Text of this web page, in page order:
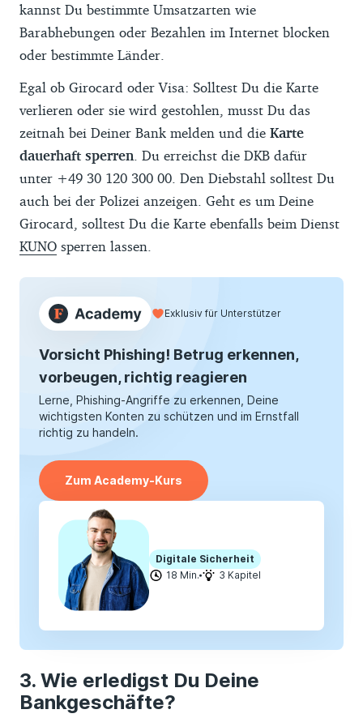
kannst Du bestimmte Umsatzarten wie
Barabhebungen oder Bezahlen im Internet blocken
oder bestimmte Länder.
Egal ob Girocard oder Visa: Solltest Du die Karte
verlieren oder sie wird gestohlen, musst Du das
zeitnah bei Deiner Bank melden und die Karte
dauerhaft sperren. Du erreichst die DKB dafür
unter +49 30 120 300 00. Den Diebstahl solltest Du
auch bei der Polizei anzeigen. Geht es um Deine
Girocard, solltest Du die Karte ebenfalls beim Dienst
KUNO sperren lassen.
Exklusiv für Unterstützer
Vorsicht Phishing! Betrug erkennen,
vorbeugen, richtig reagieren
Lerne, Phishing-Angriffe zu erkennen, Deine
wichtigsten Konten zu schützen und im Ernstfall
richtig zu handeln.
Zum Academy-Kurs
Digitale Sicherheit
18 Min.
3 Kapitel
Wie erledigst Du Deine
Bankgeschäfte?